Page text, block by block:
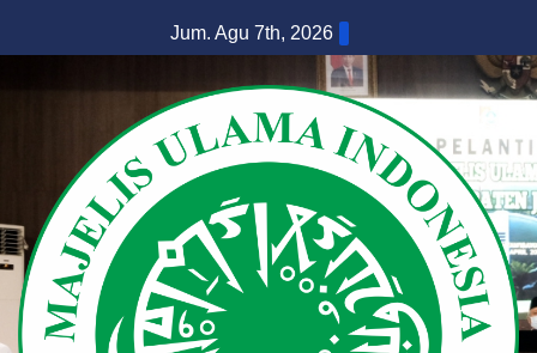
to
Jum. Agu 7th, 2026